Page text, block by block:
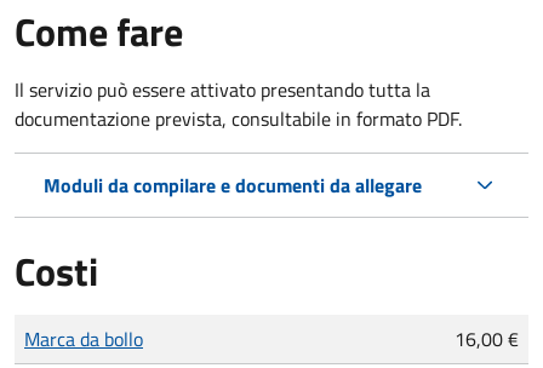
Come fare
Il servizio può essere attivato presentando tutta la
documentazione prevista, consultabile in formato PDF.
Moduli da compilare e documenti da allegare
Costi
Tipo di pagamento
Importo
Marca da bollo 16,00 €